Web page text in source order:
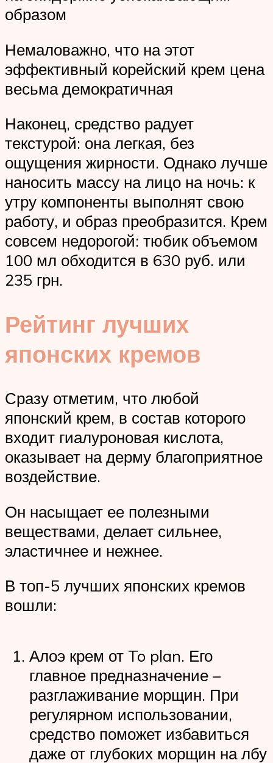
образом
Немаловажно, что на этот
эффективный корейский крем цена
весьма демократичная
Наконец, средство радует
текстурой: она легкая, без
ощущения жирности. Однако лучше
наносить массу на лицо на ночь: к
утру компоненты выполнят свою
работу, и образ преобразится. Крем
совсем недорогой: тюбик объемом
100 мл обходится в 630 руб. или
235 грн.
Рейтинг лучших
японских кремов
Сразу отметим, что любой
японский крем, в состав которого
входит гиалуроновая кислота,
оказывает на дерму благоприятное
воздействие.
Он насыщает ее полезными
веществами, делает сильнее,
эластичнее и нежнее.
В топ-5 лучших японских кремов
вошли:
Алоэ крем от To plan. Его
главное предназначение –
разглаживание морщин. При
регулярном использовании,
средство поможет избавиться
даже от глубоких морщин на лбу